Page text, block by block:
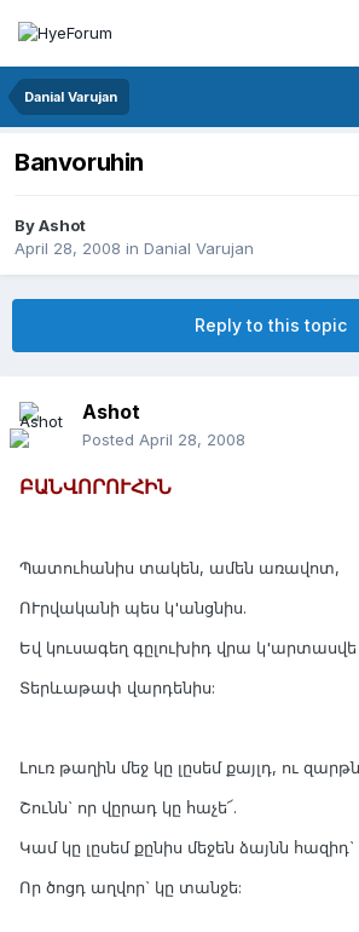
Danial Varujan
Banvoruhin
ByAshot
April 28, 2008 in Danial Varujan
Reply to this topic
Ashot
Posted April 28, 2008
ԲԱՆՎՈՐՈՒՀԻՆ
Պատուհանիս տակեն, ամեն առավոտ,
ՈՒրվականի պես կ'անցնիս.
Եվ կուսագեղ գըլուխիդ վրա կ'արտասվե
Տերևաթափ վարդենիս:
Լուռ թաղին մեջ կը լըսեմ քայլդ, ու
Շունն` որ վըրադ կը հաչե՜.
Կամ կը լըսեմ քընիս մեջեն ձայնն հազիդ`
Որ ծոցդ աղվոր` կը տանջե: